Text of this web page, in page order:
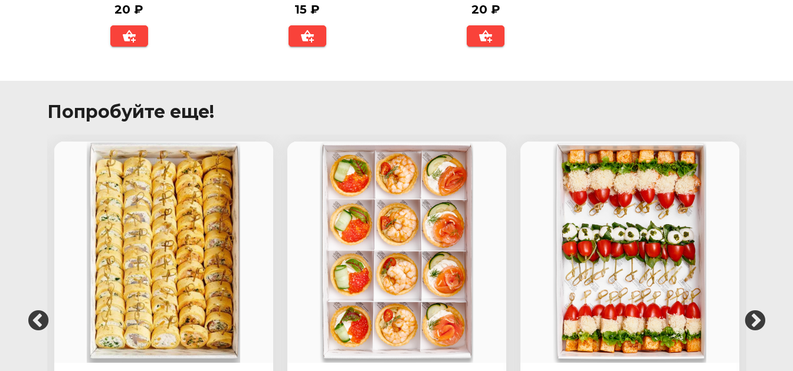
20 ₽
15 ₽
20 ₽
Попробуйте еще!